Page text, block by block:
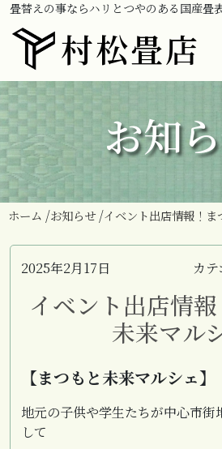
畳替えの事ならハリとつやのある国産畳
村松畳店
お知
ホーム お知らせ イベント出店情報！ま
2025年2月17日 カ
イベント出店情
未来マル
【まつもと未来マルシェ】
地元の子供や学生たちが中心市街
して